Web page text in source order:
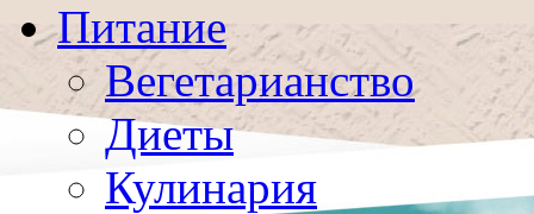
Питание
Вегетарианство
Диеты
Кулинария